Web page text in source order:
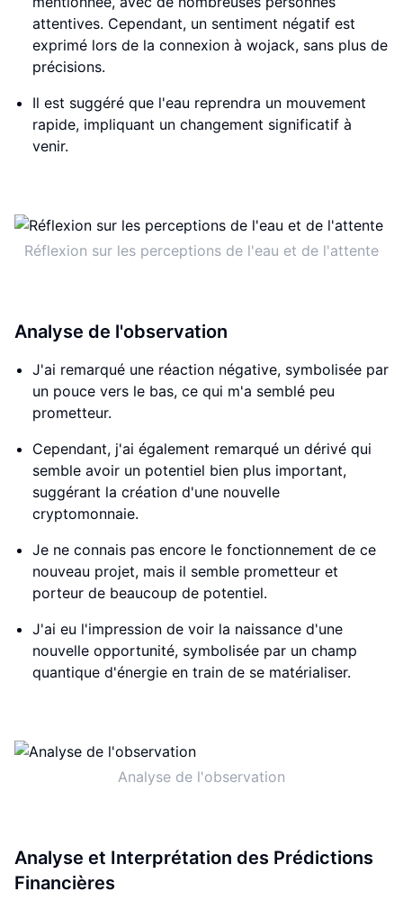
attentives. Cependant, un sentiment négatif est
exprimé lors de la connexion à wojack, sans plus de
précisions.
Il est suggéré que l'eau reprendra un mouvement
rapide, impliquant un changement significatif à
venir.
Réflexion sur les perceptions de l'eau et de l'attente
Analyse de l'observation
J'ai remarqué une réaction négative, symbolisée par
un pouce vers le bas, ce qui m'a semblé peu
prometteur.
Cependant, j'ai également remarqué un dérivé qui
semble avoir un potentiel bien plus important,
suggérant la création d'une nouvelle
cryptomonnaie.
Je ne connais pas encore le fonctionnement de ce
nouveau projet, mais il semble prometteur et
porteur de beaucoup de potentiel.
J'ai eu l'impression de voir la naissance d'une
nouvelle opportunité, symbolisée par un champ
quantique d'énergie en train de se matérialiser.
Analyse de l'observation
Analyse et Interprétation des Prédictions
Financières